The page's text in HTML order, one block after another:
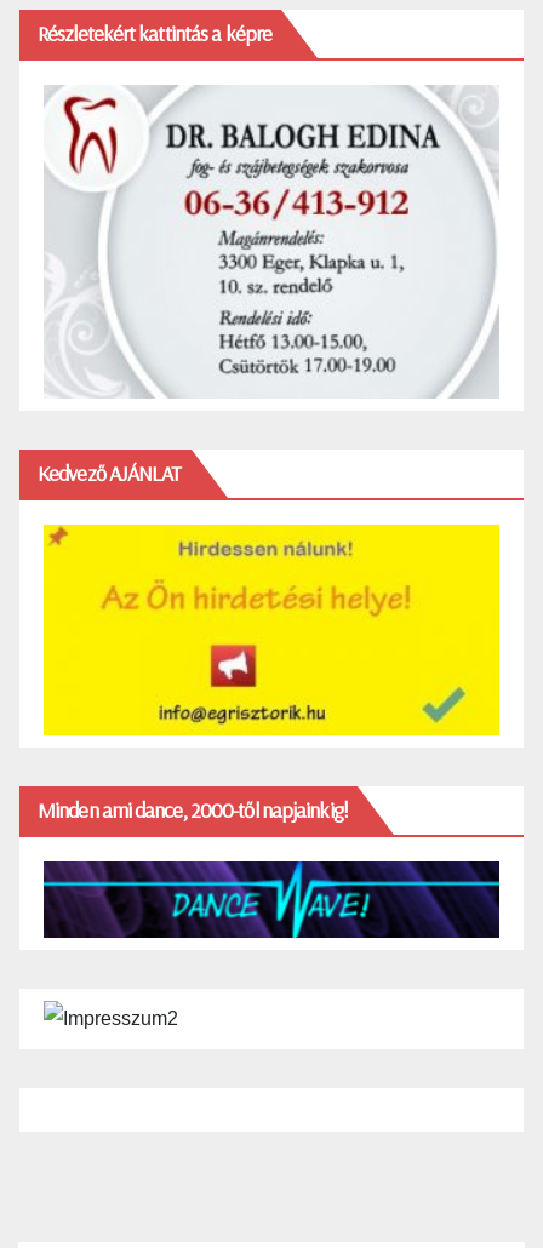
Részletekért kattintás a képre
Kedvező AJÁNLAT
Minden ami dance, 2000-től napjainkig!